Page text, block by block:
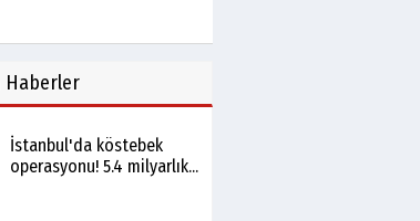
Haberler
İstanbul'da köstebek
operasyonu! 5.4 milyarlık...